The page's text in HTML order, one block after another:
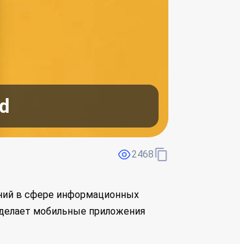
2468
в сфере информационных
мобильные приложения